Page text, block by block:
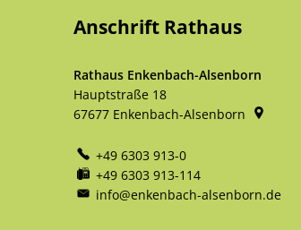
Anschrift Rathaus
Rathaus Enkenbach-Alsenborn
Hauptstraße 18
67677 Enkenbach-Alsenborn
+49 6303 913-0
+49 6303 913-114
info@enkenbach-alsenborn.de